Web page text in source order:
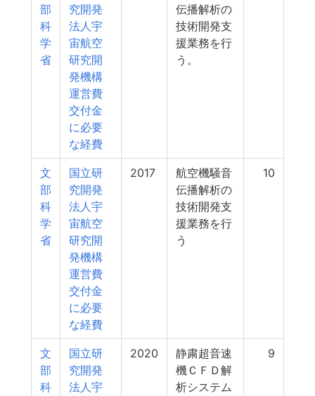
部
科
学
省
究開発
法人宇
宙航空
研究開
発機構
運営費
交付金
に必要
な経費
伝播解析の
技術開発支
援業務を行
う。
文
部
科
学
省
国立研
究開発
法人宇
宙航空
研究開
発機構
運営費
交付金
に必要
な経費
2017
航空機騒音
伝播解析の
技術開発支
援業務を行
う
10
文
部
科
国立研
究開発
法人宇
2020
静粛超音速
機ＣＦＤ解
析システム
9